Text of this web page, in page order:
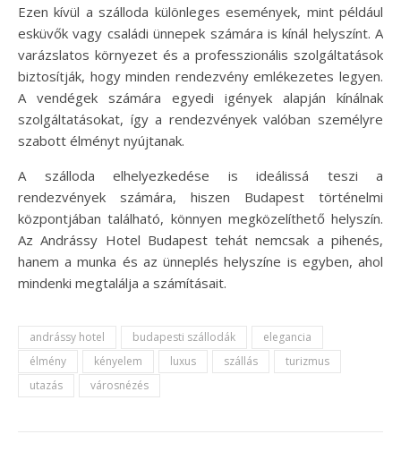
Ezen kívül a szálloda különleges események, mint például
esküvők vagy családi ünnepek számára is kínál helyszínt. A
varázslatos környezet és a professzionális szolgáltatások
biztosítják, hogy minden rendezvény emlékezetes legyen.
A vendégek számára egyedi igények alapján kínálnak
szolgáltatásokat, így a rendezvények valóban személyre
szabott élményt nyújtanak.
A szálloda elhelyezkedése is ideálissá teszi a
rendezvények számára, hiszen Budapest történelmi
központjában található, könnyen megközelíthető helyszín.
Az Andrássy Hotel Budapest tehát nemcsak a pihenés,
hanem a munka és az ünneplés helyszíne is egyben, ahol
mindenki megtalálja a számításait.
andrássy hotel budapesti szállodák
elegancia
élmény
kényelem luxus szállás
turizmus
utazás
városnézés